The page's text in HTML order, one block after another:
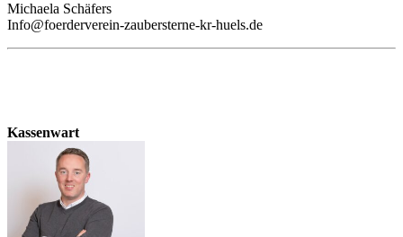
Michaela Schäfers
Info@foerderverein-zaubersterne-kr-huels.de
Kassenwart